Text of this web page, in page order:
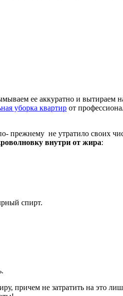
ее аккуратно и вытираем
уборка квартир от
прежнему не утратило
внутри от жира:
спирт.
причем не затратить на это